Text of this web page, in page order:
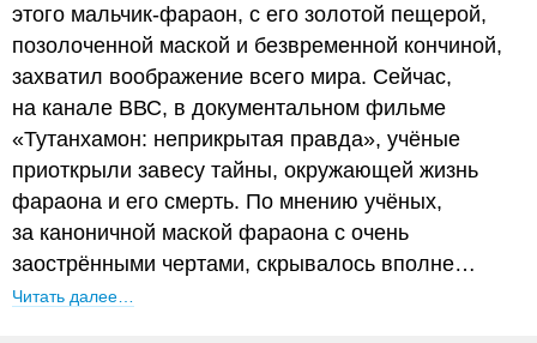
этого мальчик-фараон, с его золотой пещерой,
позолоченной маской и безвременной кончиной,
захватил воображение всего мира. Сейчас,
на канале ВВС, в документальном фильме
«Тутанхамон: неприкрытая правда», учёные
приоткрыли завесу тайны, окружающей жизнь
фараона и его смерть. По мнению учёных,
за каноничной маской фараона с очень
заострёнными чертами, скрывалось вполне…
Читать далее…